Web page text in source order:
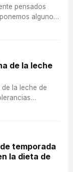
pensados
algunos
en tu menú de
de la leche
de la leche de
en niños
temporada
la dieta de